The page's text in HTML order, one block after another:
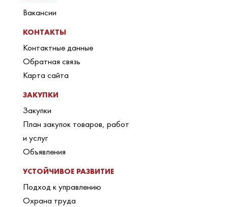
Вакансии
КОНТАКТЫ
Контактные данные
Обратная связь
Карта сайта
ЗАКУПКИ
Закупки
План закупок товаров, работ
и услуг
Объявления
УСТОЙЧИВОЕ РАЗВИТИЕ
Подход к управлению
Охрана труда